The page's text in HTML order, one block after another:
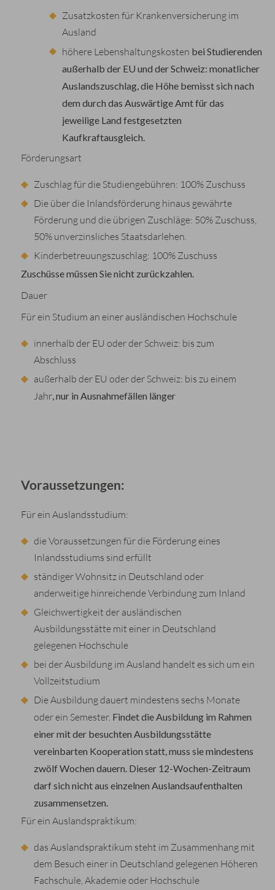
Zusatzkosten für Krankenversicherung im
Ausland
höhere Lebenshaltungskosten bei Studierenden
außerhalb der EU und der Schweiz: monatlicher
Auslandszuschlag, die Höhe bemisst sich nach
dem durch das Auswärtige Amt für das
jeweilige Land festgesetzten
Kaufkraftausgleich.
Förderungsart
Zuschlag für die Studiengebühren: 100% Zuschuss
Die über die Inlandsförderung hinaus gewährte
Förderung und die übrigen Zuschläge: 50% Zuschuss,
50% unverzinsliches Staatsdarlehen.
Kinderbetreuungszuschlag: 100% Zuschuss
Zuschüsse müssen Sie nicht zurückzahlen.
Dauer
Für ein Studium an einer ausländischen Hochschule
innerhalb der EU oder der Schweiz: bis zum
Abschluss
außerhalb der EU oder der Schweiz: bis zu einem
Jahr, nur in Ausnahmefällen länger
Voraussetzungen:
Für ein Auslandsstudium:
die Voraussetzungen für die Förderung eines
Inlandsstudiums sind erfüllt
ständiger Wohnsitz in Deutschland oder
anderweitige hinreichende Verbindung zum Inland
Gleichwertigkeit der ausländischen
Ausbildungsstätte mit einer in Deutschland
gelegenen Hochschule
bei der Ausbildung im Ausland handelt es sich um ein
Vollzeitstudium
Die Ausbildung dauert mindestens sechs Monate
oder ein Semester. Findet die Ausbildung im Rahmen
einer mit der besuchten Ausbildungsstätte
vereinbarten Kooperation statt, muss sie mindestens
zwölf Wochen dauern. Dieser 12-Wochen-Zeitraum
darf sich nicht aus einzelnenAuslandsaufenthalten
zusammensetzen.
Für ein Auslandspraktikum:
das Auslandspraktikum steht im Zusammenhang mit
dem Besuch einer in Deutschland gelegenen Höheren
Fachschule, Akademie oder Hochschule